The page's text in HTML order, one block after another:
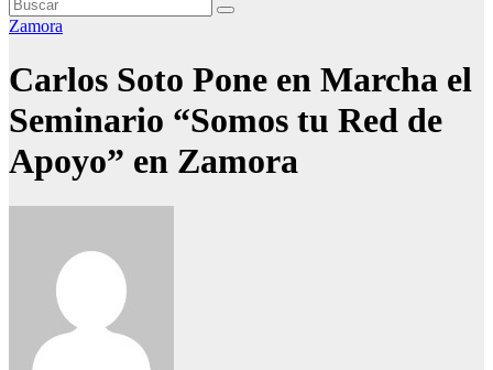
Zamora
Carlos Soto Pone en Marcha el
Seminario “Somos tu Red de
Apoyo” en Zamora